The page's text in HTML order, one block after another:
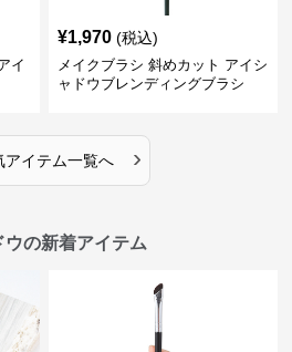
イ
¥1,970 (税込)
メイクブラシ 斜めカット アイシ
ャドウブレンディングブラシ
アイテム一覧へ ›
ウの新着アイテム